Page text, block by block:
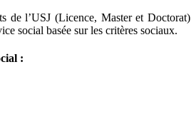
de l’USJ (Licence, Master et Doctorat)
social basée sur les critères sociaux.
: